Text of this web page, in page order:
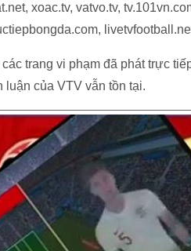
xoac.tv, vatvo.tv,
trang vi phạm đã phát trực
luận của VTV vẫn tồn tại.